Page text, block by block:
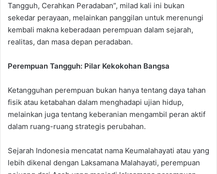
Tangguh, Cerahkan Peradaban”, milad kali ini bukan
sekedar perayaan, melainkan panggilan untuk merenungi
kembali makna keberadaan perempuan dalam sejarah,
realitas, dan masa depan peradaban.
Perempuan Tangguh: Pilar Kekokohan Bangsa
Ketangguhan perempuan bukan hanya tentang daya tahan
fisik atau ketabahan dalam menghadapi ujian hidup,
melainkan juga tentang keberanian mengambil peran aktif
dalam ruang-ruang strategis perubahan.
Sejarah Indonesia mencatat nama Keumalahayati atau yang
lebih dikenal dengan Laksamana Malahayati, perempuan